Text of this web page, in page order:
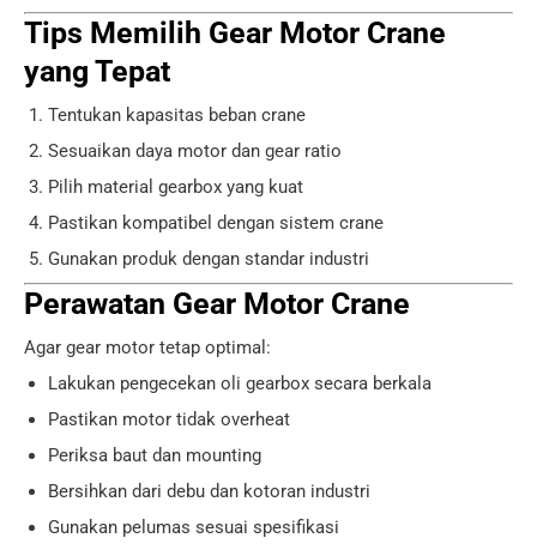
Tips Memilih Gear Motor Crane
yang Tepat
Tentukan kapasitas beban crane
Sesuaikan daya motor dan gear ratio
Pilih material gearbox yang kuat
Pastikan kompatibel dengan sistem crane
Gunakan produk dengan standar industri
Perawatan Gear Motor Crane
Agar gear motor tetap optimal:
Lakukan pengecekan oli gearbox secara berkala
Pastikan motor tidak overheat
Periksa baut dan mounting
Bersihkan dari debu dan kotoran industri
Gunakan pelumas sesuai spesifikasi